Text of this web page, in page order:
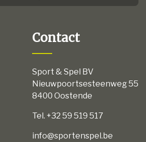
Contact
Sport & Spel BV
Nieuwpoortsesteenweg 55
8400 Oostende
Tel. +32 59 519 517
info@sportenspel.be